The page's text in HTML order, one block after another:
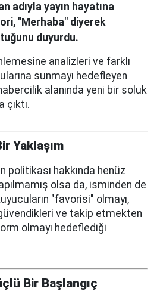
adıyla yayın hayatına
"Merhaba" diyerek
duyurdu.
analizleri ve farklı
sunmayı hedefleyen
alanında yeni bir soluk
çıktı.
Yaklaşım
politikası hakkında henüz
olsa da, isminden de
"favorisi" olmayı,
ve takip etmekten
olmayı hedeflediği
Bir Başlangıç